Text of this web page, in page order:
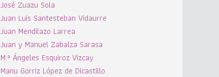
José Zuazu Sola
Juan Luis Santesteban Vidaurre
Juan Mendilazo Larrea
Juan y Manuel Zabalza Sarasa
M.ª Ángeles Esquiroz Vizcay
Manu Gorriz López de Dicastillo